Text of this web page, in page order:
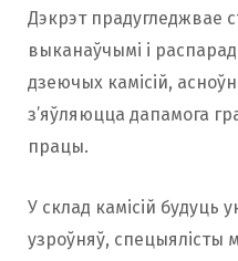
Дэкрэт прадугледжвае
выканаўчымі і
дзеючых камісій,
з’яўляюцца дапамога
працы.
У склад камісій будуць
узроўняў, спецыялісты